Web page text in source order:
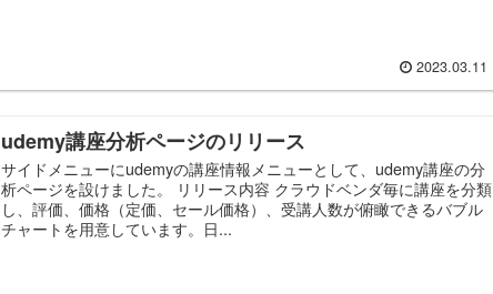
2023.03.11
udemy講座分析ページのリリース
サイドメニューにudemyの講座情報メニューとして、udemy講座の分
析ページを設けました。 リリース内容 クラウドベンダ毎に講座を分類
し、評価、価格（定価、セール価格）、受講人数が俯瞰できるバブル
チャートを用意しています。日...